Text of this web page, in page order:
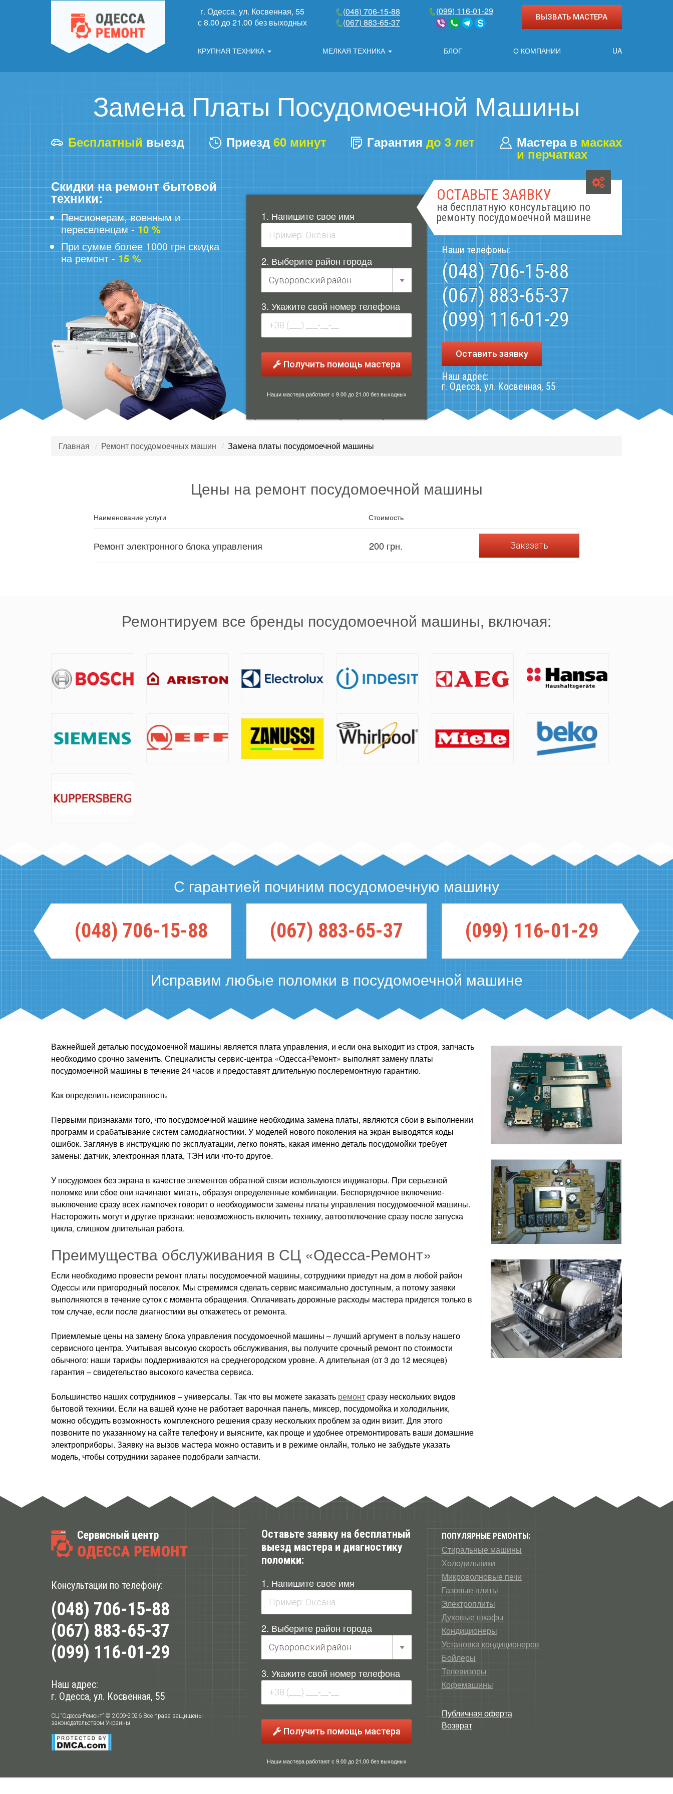
г. Одесса, ул. Косвенная, 55
с 8.00 до 21.00 без выходных
(048) 706-15-88
(067) 883-65-37
(099) 116-01-29
ВЫЗВАТЬ МАСТЕРА
КРУПНАЯ ТЕХНИКА МЕЛКАЯ ТЕХНИКА БЛОГ О КОМПАНИИ UA
Замена Платы Посудомоечной Машины
Бесплатный выезд Приезд 60 минут Гарантиядо 3 лет Мастера в масках
и перчатках
Скидки на ремонт бытовой
техники:
Пенсионерам, военным и
переселенцам - 10 %
При сумме более 1000 грн скидка
на ремонт - 15 %
1. Напишите свое имя
2. Выберите район города
3. Укажите свой номер телефона
Получить помощь мастера
Наши мастера работают с 9.00 до 21.00 без выходных
ОСТАВЬТЕ ЗАЯВКУ
на бесплатную консультацию по
ремонту посудомоечной машине
Наши телефоны:
(048) 706-15-88
(067) 883-65-37
(099) 116-01-29
Оставить заявку
Наш адрес:
г. Одесса, ул. Косвенная, 55
Главная Ремонт посудомоечных машин Замена платы посудомоечной машины
Цены на ремонт посудомоечной машины
Наименование услуги Стоимость
Ремонт электронного блока управления 200 грн. Заказать
Ремонтируем все бренды посудомоечной машины, включая:
С гарантией починим посудомоечную машину
(048) 706-15-88 (067) 883-65-37 (099) 116-01-29
Исправим любые поломки в посудомоечной машине
Важнейшей деталью посудомоечной машины является плата управления, и если она выходит из строя, запчасть
необходимо срочно заменить. Специалисты сервис-центра «Одесса-Ремонт» выполнят замену платы
посудомоечной машины в течение 24 часов и предоставят длительную послеремонтную гарантию.
Как определить неисправность
Первыми признаками того, что посудомоечной машине необходима замена платы, являются сбои в выполнении
программ и срабатывание систем самодиагностики. У моделей нового поколения на экран выводятся коды
ошибок. Заглянув в инструкцию по эксплуатации, легко понять, какая именно деталь посудомойки требует
замены: датчик, электронная плата, ТЭН или что-то другое.
У посудомоек без экрана в качестве элементов обратной связи используются индикаторы. При серьезной
поломке или сбое они начинают мигать, образуя определенные комбинации. Беспорядочное включение-
выключение сразу всех лампочек говорит о необходимости замены платы управления посудомоечной машины.
Насторожить могут и другие признаки: невозможность включить технику, автоотключение сразу после запуска
цикла, слишком длительная работа.
Преимущества обслуживания в СЦ «Одесса-Ремонт»
Если необходимо провести ремонт платы посудомоечной машины, сотрудники приедут на дом в любой район
Одессы или пригородный поселок. Мы стремимся сделать сервис максимально доступным, а потому заявки
выполняются в течение суток с момента обращения. Оплачивать дорожные расходы мастера придется только в
том случае, если после диагностики вы откажетесь от ремонта.
Приемлемые цены на замену блока управления посудомоечной машины – лучший аргумент в пользу нашего
сервисного центра. Учитывая высокую скорость обслуживания, вы получите срочный ремонт по стоимости
обычного: наши тарифы поддерживаются на среднегородском уровне. А длительная (от 3 до 12 месяцев)
гарантия – свидетельство высокого качества сервиса.
Большинство наших сотрудников – универсалы. Так что вы можете заказать ремонтсразу нескольких видов
бытовой техники. Если на вашей кухне не работает варочная панель, миксер, посудомойка и холодильник,
можно обсудить возможность комплексного решения сразу нескольких проблем за один визит. Для этого
позвоните по указанному на сайте телефону и выясните, как проще и удобнее отремонтировать ваши домашние
электроприборы. Заявку на вызов мастера можно оставить и в режиме онлайн, только не забудьте указать
модель, чтобы сотрудники заранее подобрали запчасти.
Консультации по телефону:
(048) 706-15-88
(067) 883-65-37
(099) 116-01-29
Наш адрес:
г. Одесса, ул. Косвенная, 55
СЦ “Одесса-Ремонт” © 2009-2026 Все права защищены
законодательством Украины
Оставьте заявку на бесплатный
выезд мастера и диагностику
поломки:
1. Напишите свое имя
2. Выберите район города
3. Укажите свой номер телефона
Получить помощь мастера
Наши мастера работают с 9.00 до 21.00 без выходных
ПОПУЛЯРНЫЕ РЕМОНТЫ:
Стиральные машины
Холодильники
Микроволновые печи
Газовые плиты
Электроплиты
Духовые шкафы
Кондиционеры
Установка кондиционеров
Бойлеры
Телевизоры
Кофемашины
Публичная оферта
Возврат